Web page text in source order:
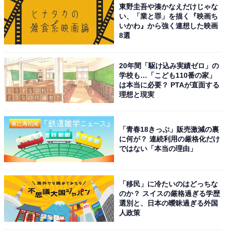
風がささやく離れの宿 山あかり（画像：「風がささやく離れの宿 山あか
り」公式Webサイトより）
古湯温泉の「風がささやく離れの宿 山あかり」は、全室
が「露天風呂付離れ客室」の静かな宿です。温泉は「美
東野圭吾や湊かなえだけじゃな
い、「業と罪」を描く『映画ち
いかわ』から強く連想した映画
8選
20年間「駆け込み実績ゼロ」の
学校も…「こども110番の家」
は本当に必要？ PTAが直面する
理想と現実
「青春18きっぷ」販売激減の裏
に何が？ 連続利用の厳格化だけ
ではない「本当の理由」
「移民」に冷たいのはどっちな
のか？ スイスの厳格過ぎる学歴
選別と、日本の曖昧過ぎる外国
人政策